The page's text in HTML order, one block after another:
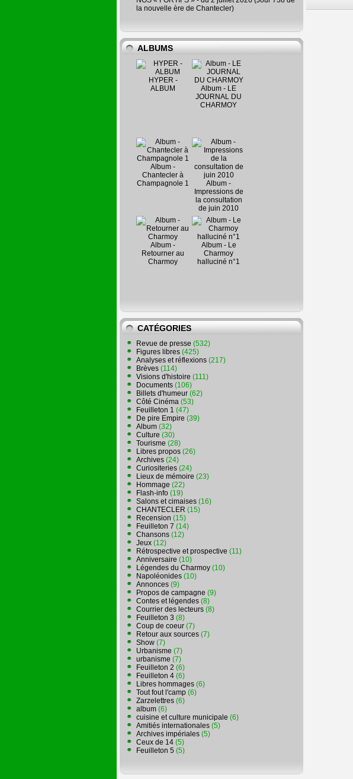
la nouvelle ère de Chantecler)
ALBUMS
HYPER -
ALBUM
Album - LE
JOURNAL DU
CHARMOY
Album -
Chantecler à
Champagnole 1
Album -
Impressions de
la consultation
de juin 2010
Album -
Retourner au
Charmoy
Album - Le
Charmoy
halluciné n°1
CATÉGORIES
Revue de presse (532)
Figures libres (425)
Analyses et réflexions (217)
Brèves (114)
Visions d'histoire (111)
Documents (106)
Billets d'humeur (62)
Côté Cinéma (53)
Feuilleton 1 (47)
De pire Empire (39)
Album (32)
Culture (30)
Tourisme (28)
Libres propos (26)
Archives (24)
Curiositeries (24)
Lieux de mémoire (23)
Hommage (22)
Flash-info (19)
Salons et cimaises (16)
CHANTECLER (15)
Recension (15)
Feuilleton 7 (14)
Chansons (12)
Jeux (12)
Rétrospective et prospective (11)
Anniversaire (10)
Légendes du Charmoy (10)
Napoléonides (10)
Annonces (9)
Propos de campagne (9)
Contes et légendes (8)
Courrier des lecteurs (8)
Feuilleton 3 (8)
Coup de coeur (7)
Retour aux sources (7)
Show (7)
Urbanisme (7)
urbanisme (7)
Feuilleton 2 (6)
Feuilleton 4 (6)
Libres hommages (6)
Tout fout l'camp (6)
Zarzelettres (6)
album (6)
cuisine et culture municipale (6)
Amitiés internationales (5)
Archives impériales (5)
Ceux de 14 (5)
Feuilleton 5 (5)